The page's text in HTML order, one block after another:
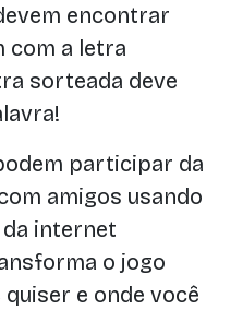
encontrar
com a letra
sorteada deve
participar da
amigos usando
internet
o jogo
e onde você